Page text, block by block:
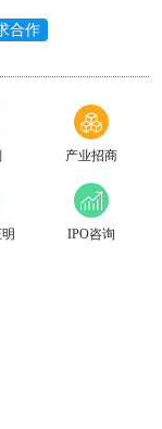
合作
产业招商
IPO咨询